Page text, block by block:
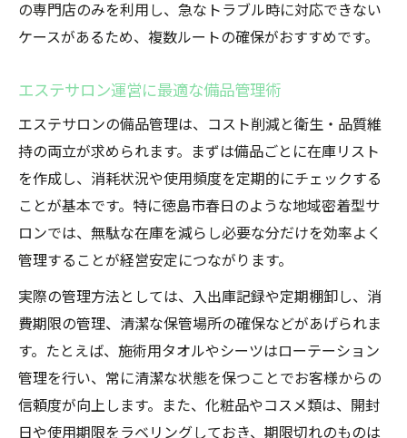
の専門店のみを利用し、急なトラブル時に対応できない
ケースがあるため、複数ルートの確保がおすすめです。
エステサロン運営に最適な備品管理術
エステサロンの備品管理は、コスト削減と衛生・品質維
持の両立が求められます。まずは備品ごとに在庫リスト
を作成し、消耗状況や使用頻度を定期的にチェックする
ことが基本です。特に徳島市春日のような地域密着型サ
ロンでは、無駄な在庫を減らし必要な分だけを効率よく
管理することが経営安定につながります。
実際の管理方法としては、入出庫記録や定期棚卸し、消
費期限の管理、清潔な保管場所の確保などがあげられま
す。たとえば、施術用タオルやシーツはローテーション
管理を行い、常に清潔な状態を保つことでお客様からの
信頼度が向上します。また、化粧品やコスメ類は、開封
日や使用期限をラベリングしておき、期限切れのものは